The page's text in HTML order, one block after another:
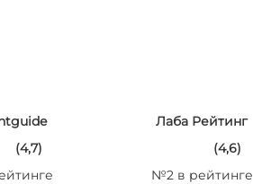
(4,7)
Лаба Рейтинг
(4,6)
№2 в рейтинге